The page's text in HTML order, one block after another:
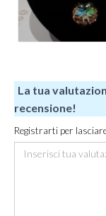
La tua
recensione!
Registrarti per